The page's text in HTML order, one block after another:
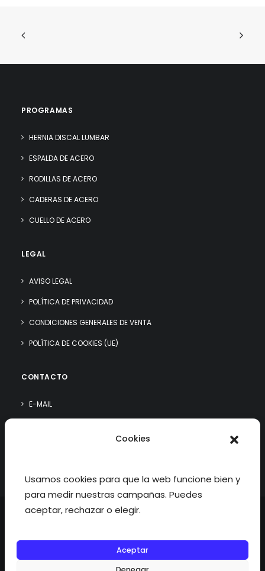
Cookies
Usamos cookies para que la web funcione bien y
para medir nuestras campañas. Puedes
aceptar, rechazar o elegir.
Aceptar
PROGRAMAS
HERNIA DISCAL LUMBAR
ESPALDA DE ACERO
RODILLAS DE ACERO
CADERAS DE ACERO
CUELLO DE ACERO
LEGAL
AVISO LEGAL
POLÍTICA DE PRIVACIDAD
CONDICIONES GENERALES DE VENTA
POLÍTICA DE COOKIES (UE)
CONTACTO
E-MAIL
©2026 fisioterapiatualcance todos los derechos reservados.